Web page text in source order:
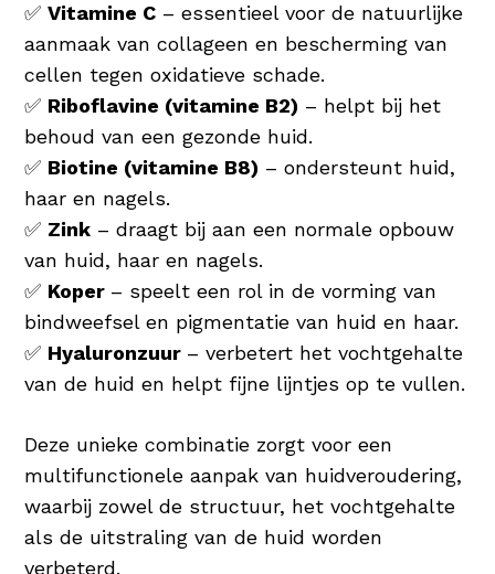
✅Vitamine C – essentieel voor de natuurlijke
aanmaak van collageen en bescherming van
cellen tegen oxidatieve schade.
✅ Riboflavine (vitamine B2) – helpt bij het
behoud van een gezonde huid.
✅ Biotine (vitamine B8) – ondersteunt huid,
haar en nagels.
✅ Zink – draagt bij aan een normale opbouw
van huid, haar en nagels.
✅ Koper – speelt een rol in de vorming van
bindweefsel en pigmentatie van huid en haar.
✅ Hyaluronzuur – verbetert het vochtgehalte
van de huid en helpt fijne lijntjes op te vullen.
Deze unieke combinatie zorgt voor een
multifunctionele aanpak van huidveroudering,
waarbij zowel de structuur, het vochtgehalte
als de uitstraling van de huid worden
verbeterd.